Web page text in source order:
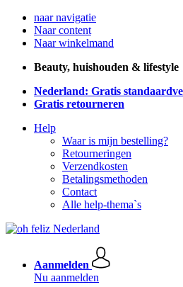
naar navigatie
Naar content
Naar winkelmand
Beauty, huishouden & lifestyle
Nederland: Gratis
Gratis retourneren
Help
Waar is mijn bestelling?
Retourneringen
Verzendkosten
Betalingsmethoden
Contact
Alle help-thema`s
Aanmelden
Nu aanmelden